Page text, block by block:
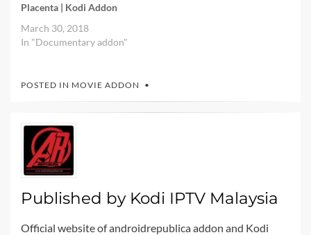
Placenta | Kodi Addon
March 30, 2018
In "Documentary addon"
POSTED IN MOVIE ADDON
Published by Kodi IPTV Malaysia
Official website of androidrepublica addon and Kodi